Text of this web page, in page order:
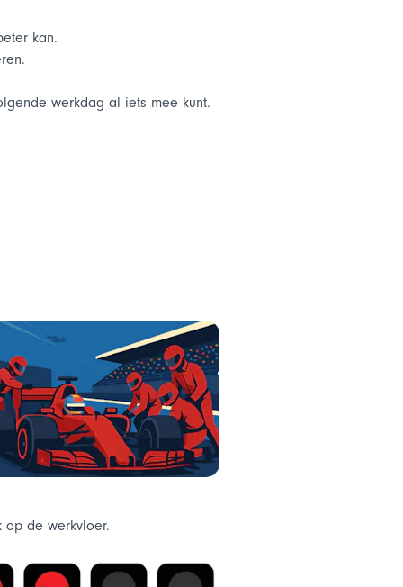
kan.
werkdag al iets mee kunt.
de werkvloer.